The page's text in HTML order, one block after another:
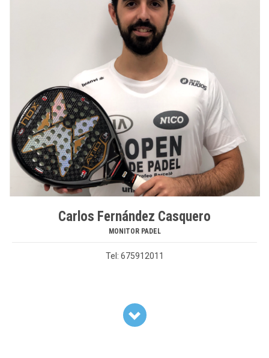
Carlos Fernández Casquero
MONITOR PADEL
Tel: 675912011
